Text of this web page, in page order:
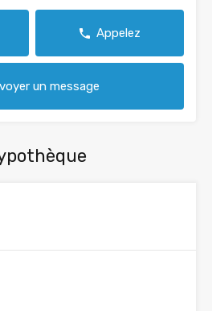
Appelez
un message